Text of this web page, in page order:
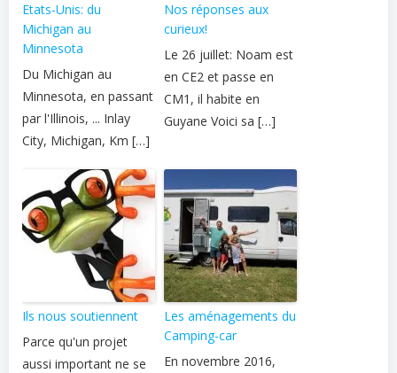
Etats-Unis: du
Michigan au
Minnesota
Du Michigan au
Minnesota, en passant
par l'Illinois, ... Inlay
City, Michigan, Km […]
Nos réponses aux
curieux!
Le 26 juillet: Noam est
en CE2 et passe en
CM1, il habite en
Guyane Voici sa […]
Ils nous soutiennent
Parce qu'un projet
aussi important ne se
Les aménagements du
Camping-car
En novembre 2016,